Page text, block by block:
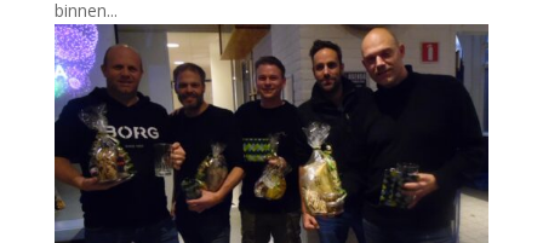
binnen...